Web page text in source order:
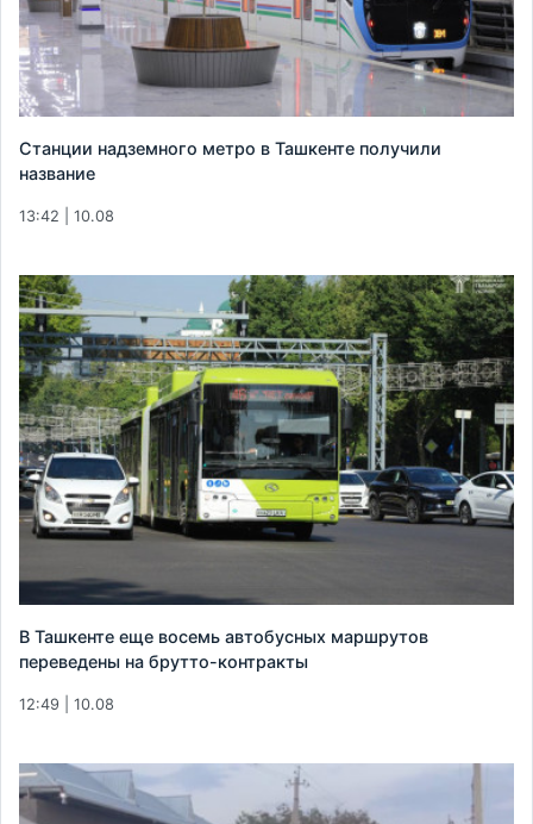
Станции надземного метро в Ташкенте получили
название
13:42 | 10.08
В Ташкенте еще восемь автобусных маршрутов
переведены на брутто-контракты
12:49 | 10.08